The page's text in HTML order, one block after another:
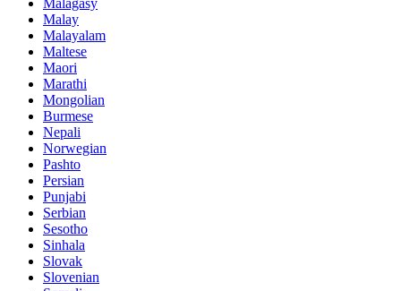
Malagasy
Malay
Malayalam
Maltese
Maori
Marathi
Mongolian
Burmese
Nepali
Norwegian
Pashto
Persian
Punjabi
Serbian
Sesotho
Sinhala
Slovak
Slovenian